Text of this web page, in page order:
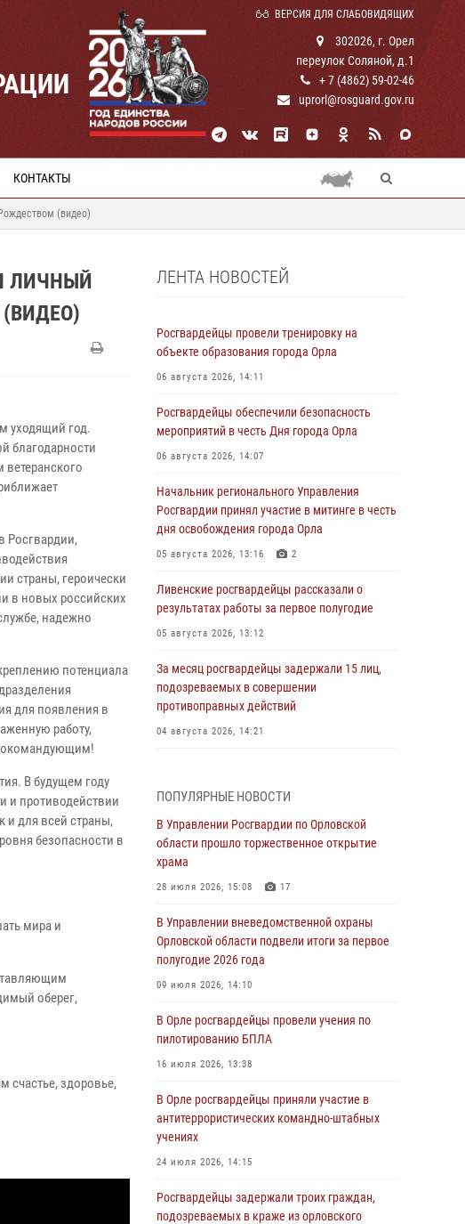
ВЕРСИЯ ДЛЯ СЛАБОВИДЯЩИХ
302026, г. Орел
переулок Соляной, д.1
+ 7 (4862) 59-02-46
uprorl@rosguard.gov.ru
КОНТАКТЫ
(видео)
ЛИЧНЫЙ
уходящий год.
благодарности
Росгвардии,
страны, героически
в новых российских
надежно
потенциала
для появления в
работу,
В будущем году
и противодействии
и для всей страны,
безопасности в
мира и
оберег,
счастье, здоровье,
ЛЕНТА НОВОСТЕЙ
Росгвардейцы провели тренировку на
объекте образования города Орла
06 августа 2026, 14:11
Росгвардейцы обеспечили безопасность
мероприятий в честь Дня города Орла
06 августа 2026, 14:07
Начальник регионального Управления
Росгвардии принял участие в митинге в честь
дня освобождения города Орла
05 августа 2026, 13:16 2
Ливенские росгвардейцы рассказали о
результатах работы за первое полугодие
05 августа 2026, 13:12
За месяц росгвардейцы задержали 15 лиц,
подозреваемых в совершении
противоправных действий
04 августа 2026, 14:21
За месяц росгвардейцы приняли от граждан
более 800 заявлений о предоставлении
госуслуг
Росгвардейцы обеспечили безопасность во
время празднования Дня ВДВ
03 августа 2026, 14:23
В Орле росгвардейцы приняли участие в
учениях на избирательном участке
31 июля 2026, 13:21
Жительница Мценска сдала в Росгвардию
незарегистрированное ружьё
31 июля 2026, 13:16
ПОПУЛЯРНЫЕ НОВОСТИ
В Управлении Росгвардии по Орловской
области прошло торжественное открытие
храма
28 июля 2026, 15:08 17
В Управлении вневедомственной охраны
Орловской области подвели итоги за первое
полугодие 2026 года
09 июля 2026, 14:10
В Орле росгвардейцы провели учения по
пилотированию БПЛА
16 июля 2026, 13:38
В Орле росгвардейцы приняли участие в
антитеррористических командно-штабных
учениях
24 июля 2026, 14:15
Росгвардейцы задержали троих граждан,
подозреваемых в краже из орловского